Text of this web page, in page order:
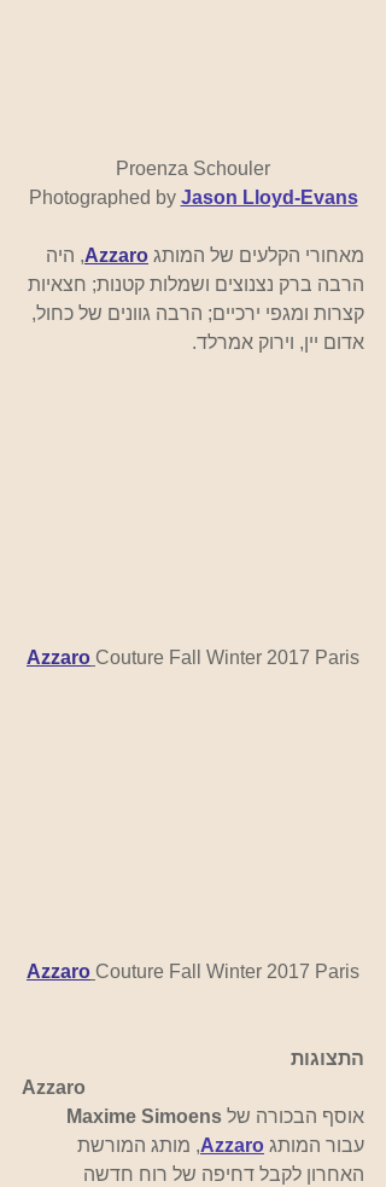
Proenza Schouler
Photographed by Jason Lloyd-Evans
מאחורי הקלעים של המותג Azzaro, היה
הרבה ברק נצנוצים ושמלות קטנות; חצאיות
קצרות ומגפי ירכיים; הרבה גוונים של כחול,
אדום יין, וירוק אמרלד.
Azzaro Couture Fall Winter 2017 Paris
Azzaro Couture Fall Winter 2017 Paris
התצוגות
Azzaro
אוסף הבכורה של Maxime Simoens
עבור המותג Azzaro
, מותג המורשת
האחרון לקבל דחיפה של רוח חדשה